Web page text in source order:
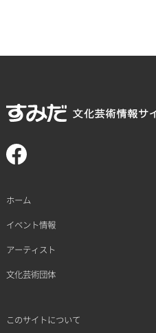
ホーム
イベント情報
アーティスト
文化芸術団体
このサイトについて